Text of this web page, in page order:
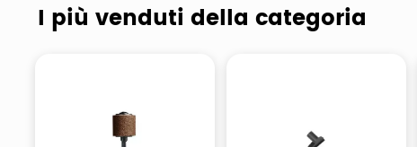
I più venduti della categoria